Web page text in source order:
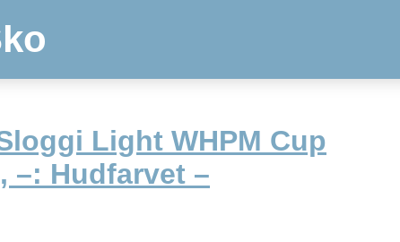
Light WHPM Cup
–: Hudfarvet –